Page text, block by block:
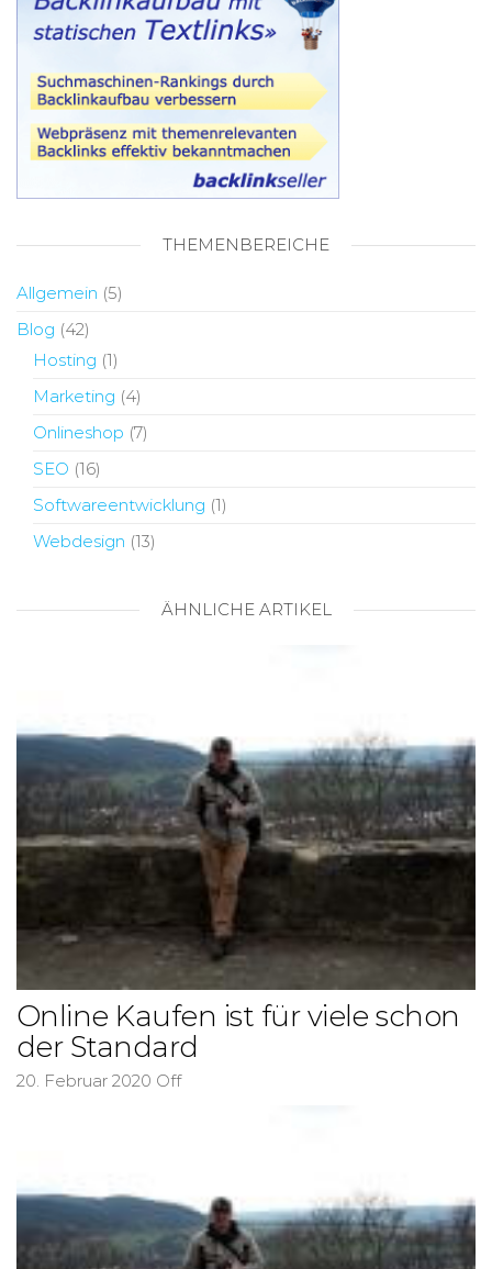
THEMENBEREICHE
Allgemein (5)
Blog (42)
Hosting (1)
Marketing (4)
Onlineshop (7)
SEO (16)
Softwareentwicklung (1)
Webdesign (13)
ÄHNLICHE ARTIKEL
Online Kaufen ist für viele schon
der Standard
20. Februar 2020 Off